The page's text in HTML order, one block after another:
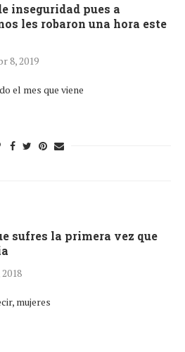
inseguridad pues a
les robaron una hora este
8, 2019
el mes que viene
sufres la primera vez que
mujeres